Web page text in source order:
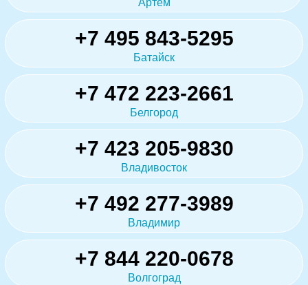
Артём
+7 495 843-5295
Батайск
+7 472 223-2661
Белгород
+7 423 205-9830
Владивосток
+7 492 277-3989
Владимир
+7 844 220-0678
Волгоград